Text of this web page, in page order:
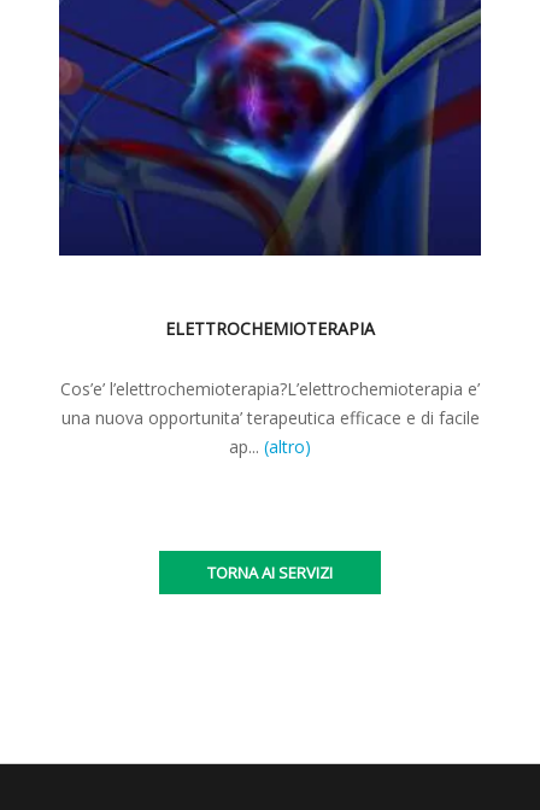
ELETTROCHEMIOTERAPIA
Cos’e’ l’elettrochemioterapia?L’elettrochemioterapia e’
una nuova opportunita’ terapeutica efficace e di facile
ap... (altro)
TORNA AI SERVIZI